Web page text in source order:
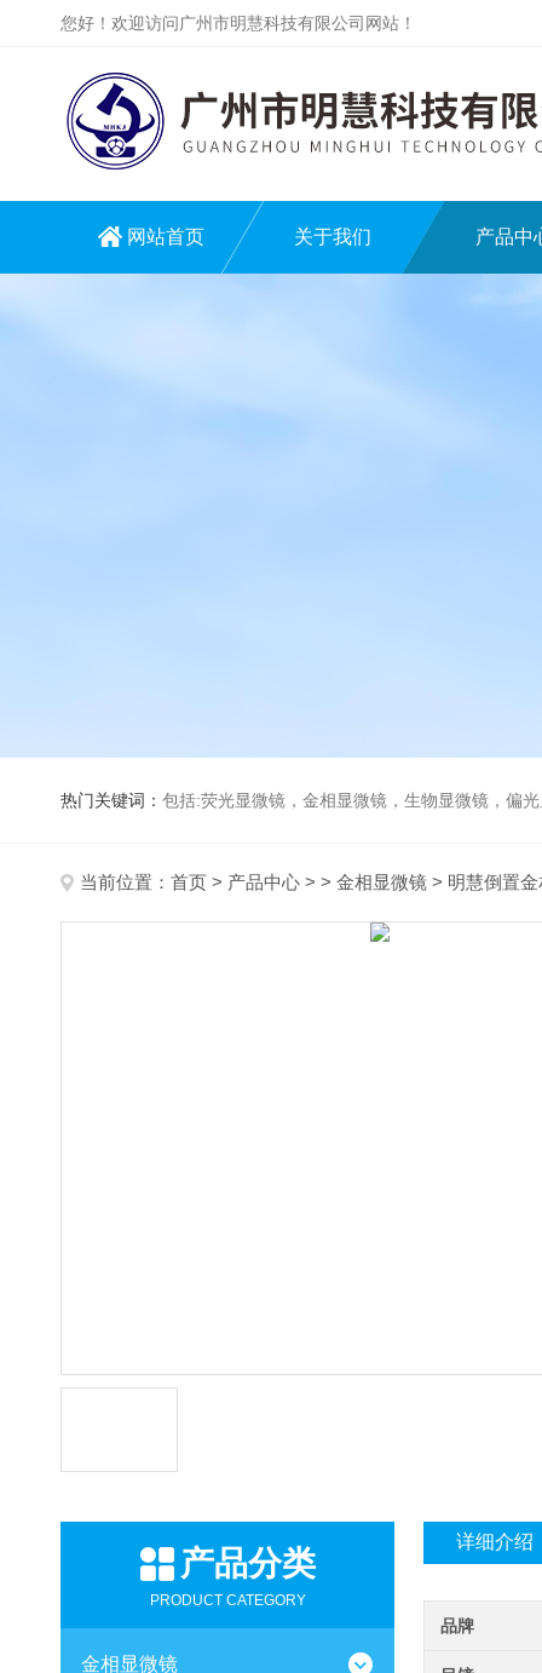
您好！欢迎访问广州市明慧科技有限公司网站！
网站首页 关于我们 产品中
热门关键词： 包括:荧光显微镜，金相显微镜，生物显微镜，偏
当前位置： 首页 > 产品中心 > > 金相显微镜 > 明慧倒置
产品分类
PRODUCT CATEGORY
金相显微镜
详细介绍
品牌